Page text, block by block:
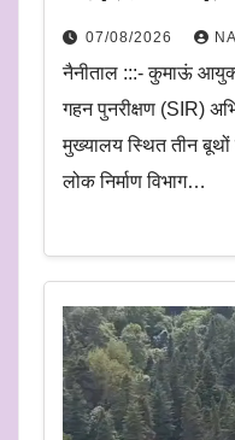
07/08/2026
नैनीताल :::- कुमाऊं
गहन पुनरीक्षण (SIR)
मुख्यालय स्थित तीन बूथों
लोक निर्माण विभाग…